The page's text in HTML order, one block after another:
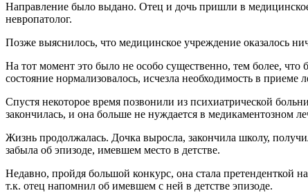
Направление было выдано. Отец и дочь пришли в
невропатолог.
Позже выяснилось, что медицинское учреждение оказалось
На тот момент это было не особо существенно, тем более, что
состояние нормализовалось, исчезла необходимость в приеме
Спустя некоторое время позвонили из психиатрической
закончилась, и она больше не нуждается в медикаментозном
Жизнь продолжалась. Дочка выросла, закончила школу,
забыла об эпизоде, имевшем место в детстве.
Недавно, пройдя большой конкурс, она стала претенденткой
т.к. отец напомнил об имевшем с ней в детстве эпизоде.